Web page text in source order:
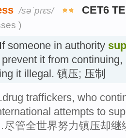
/səˈprɛs/ CET6
)
If someone in authority
it from
it illegal. 镇压; 压制
traffickers, who
attempts to
管全世界努力镇压却继